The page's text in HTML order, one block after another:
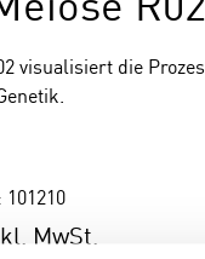
visualisiert die
101210
MwSt.